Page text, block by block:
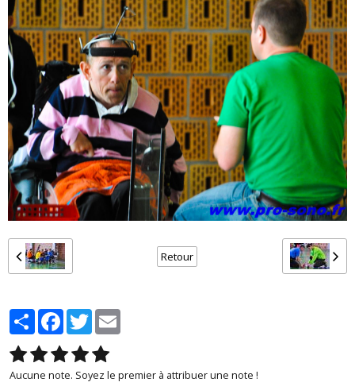
Retour
PartagerFacebook
Twitter
Aucune note. Soyez le premier à attribuer une note !